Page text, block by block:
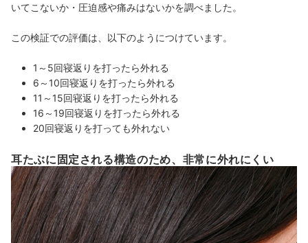
いてこないか・圧迫感や痛みはないかを調べました。
この検証での評価は、以下のようにつけています。
1～5回寝返りを打ったら外れる
6～10回寝返りを打ったら外れる
11～15回寝返りを打ったら外れる
16～19回寝返りを打ったら外れる
20回寝返りを打っても外れない
耳たぶに固定される構造のため、非常に外れにくい